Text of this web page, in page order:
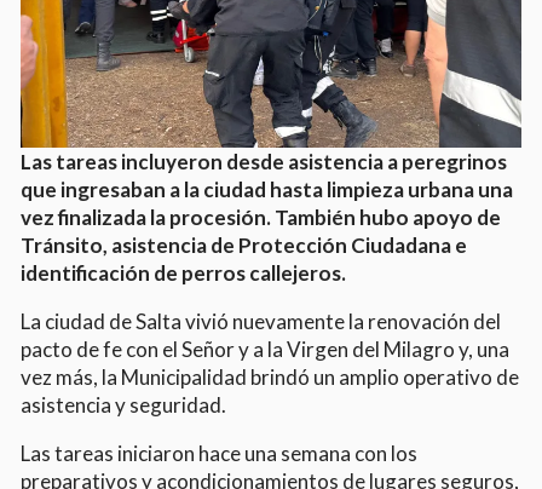
Las tareas incluyeron desde asistencia a peregrinos
que ingresaban a la ciudad hasta limpieza urbana una
vez finalizada la procesión. También hubo apoyo de
Tránsito, asistencia de Protección Ciudadana e
identificación de perros callejeros.
La ciudad de Salta vivió nuevamente la renovación del
pacto de fe con el Señor y a la Virgen del Milagro y, una
vez más, la Municipalidad brindó un amplio operativo de
asistencia y seguridad.
Las tareas iniciaron hace una semana con los
preparativos y acondicionamientos de lugares seguros,